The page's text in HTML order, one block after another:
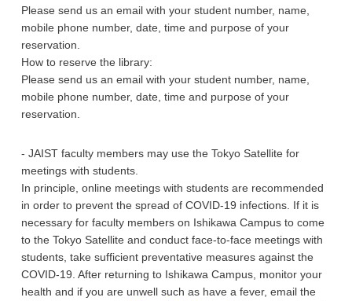
Please send us an email with your student number, name,
mobile phone number, date, time and purpose of your
reservation.
How to reserve the library:
Please send us an email with your student number, name,
mobile phone number, date, time and purpose of your
reservation.
- JAIST faculty members may use the Tokyo Satellite for
meetings with students.
In principle, online meetings with students are recommended
in order to prevent the spread of COVID-19 infections. If it is
necessary for faculty members on Ishikawa Campus to come
to the Tokyo Satellite and conduct face-to-face meetings with
students, take sufficient preventative measures against the
COVID-19. After returning to Ishikawa Campus, monitor your
health and if you are unwell such as have a fever, email the